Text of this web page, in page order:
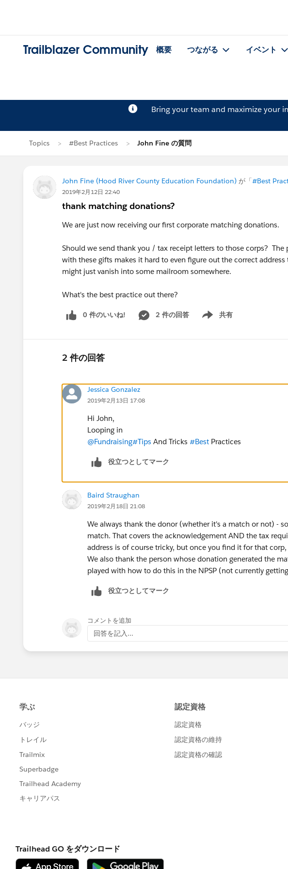
Trailblazer Community 概要 つながる イベント
Bring your team and maximize your
Topics #Best Practices John Fine の質問
John Fine (Hood River County Education Foundation) が「#Best
2019年2月12日 22:40
thank matching donations?
We are just now receiving our first corporate matching donations.
Should we send thank you / tax receipt letters to those corps? The
with these gifts makes it hard to even figure out the correct
might just vanish into some mailroom somewhere.
What's the best practice out there?
0 件のいいね! 2 件の回答 共有
Show menu
2 件の回答
Jessica Gonzalez
2019年2月13日 17:08
Hi John,
Looping in
@Fundraising#Tips And Tricks #Best Practices
役立つとしてマーク
Baird Straughan
2019年2月18日 21:08
We always thank the donor (whether it's a match or not) -
match. That covers the acknowledgement AND the tax
address is of course tricky, but once you find it for that
We also thank the person whose donation generated the
played with how to do this in the NPSP (not currently
役立つとしてマーク
コメントを追加
回答を記入...